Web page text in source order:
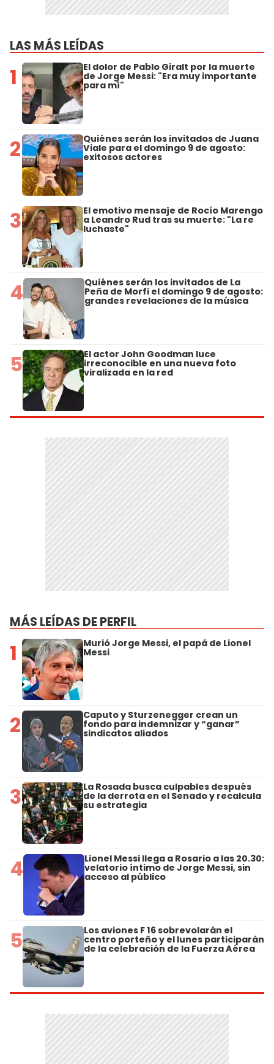
LAS MÁS LEÍDAS
1 El dolor de Pablo Giralt por la muerte
de Jorge Messi: "Era muy importante
para mí"
2 Quiénes serán los invitados de Juana
Viale para el domingo 9 de agosto:
exitosos actores
3 El emotivo mensaje de Rocío Marengo
a Leandro Rud tras su muerte: "La re
luchaste"
4 Quiénes serán los invitados de La
Peña de Morfi el domingo 9 de agosto:
grandes revelaciones de la música
5 El actor John Goodman luce
irreconocible en una nueva foto
viralizada en la red
MÁS LEÍDAS DE PERFIL
1 Murió Jorge Messi, el papá de Lionel
Messi
2 Caputo y Sturzenegger crean un
fondo para indemnizar y “ganar”
sindicatos aliados
3 La Rosada busca culpables después
de la derrota en el Senado y recalcula
su estrategia
4 Lionel Messi llega a Rosario a las 20.30:
velatorio íntimo de Jorge Messi, sin
acceso al público
5 Los aviones F 16 sobrevolarán el
centro porteño y el lunes participarán
de la celebración de la Fuerza Aérea